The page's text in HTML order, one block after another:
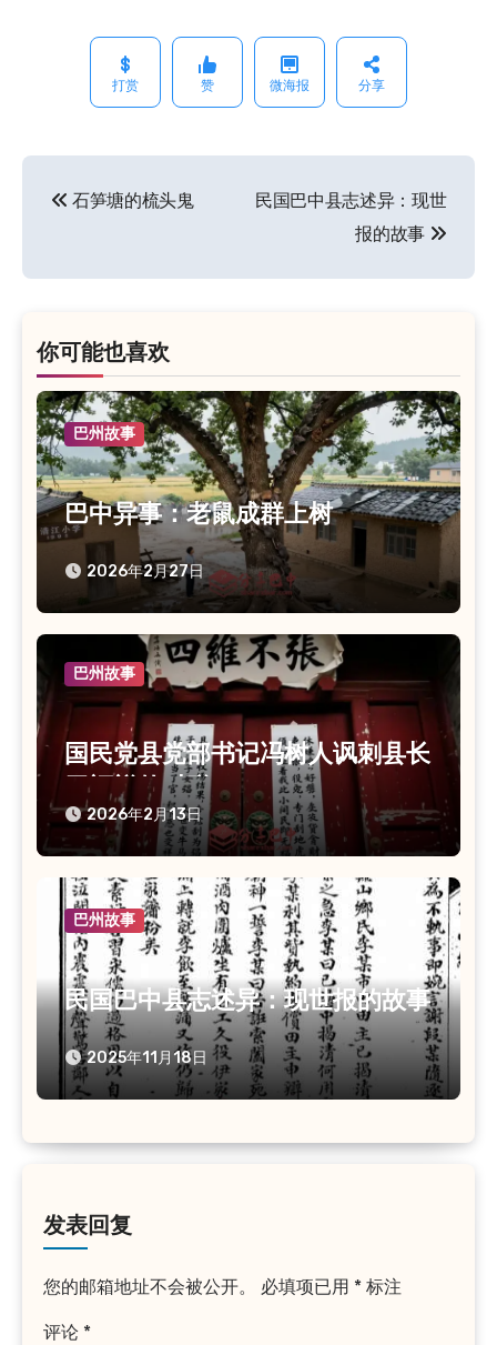
打赏 赞 微海报 分享
文
导
石笋塘的梳头鬼
民国巴中县志述异：现世
报的故事
你可能也喜欢
巴州故事
巴中异事：老鼠成群上树
2026年2月27日
巴州故事
国民党县党部书记冯树人讽刺县长
罗福祥的对联
2026年2月13日
巴州故事
民国巴中县志述异：现世报的故事
2025年11月18日
发表回复
您的邮箱地址不会被公开。 必填项已用 * 标注
评论 *